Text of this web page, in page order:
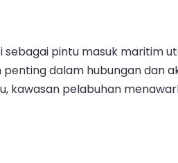
pintu masuk maritim
dalam hubungan dan
kawasan pelabuhan